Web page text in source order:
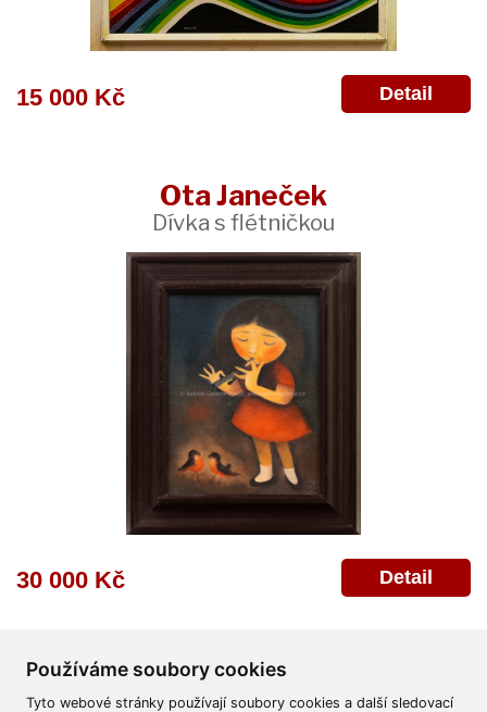
Používáme soubory cookies
Tyto webové stránky používají soubory cookies a další sledovací
15 000 Kč Detail
Ota Janeček
Dívka s flétničkou
30 000 Kč Detail